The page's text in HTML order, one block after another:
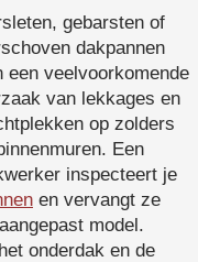
gebarsten of
dakpannen
een veelvoorkomende
van lekkages en
op zolders
Een
inspecteert je
en vervangt ze
model.
onderdak en de